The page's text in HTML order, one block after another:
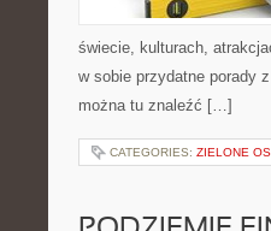
świecie, kulturach,
w sobie przydatne porady
można tu znaleźć […]
CATEGORIES: ZIELONE